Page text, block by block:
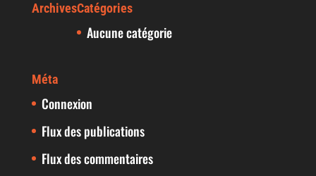
ArchivesCatégories
Aucune catégorie
Méta
Connexion
Flux des publications
Flux des commentaires